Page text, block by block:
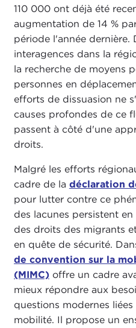
110 000 ont déjà été
augmentation de 14 %
période l'année dernière.
interagences dans la
la recherche de moyens
personnes en
efforts de dissuasion ne
causes profondes de ce
passent à côté d'une
droits.
Malgré les efforts
cadre de la déclaration
pour lutter contre ce
des lacunes persistent
des droits des migrants
en quête de sécurité.
de convention sur la
(MIMC)offre un cadre
mieux répondre aux
questions modernes
mobilité. Il propose un